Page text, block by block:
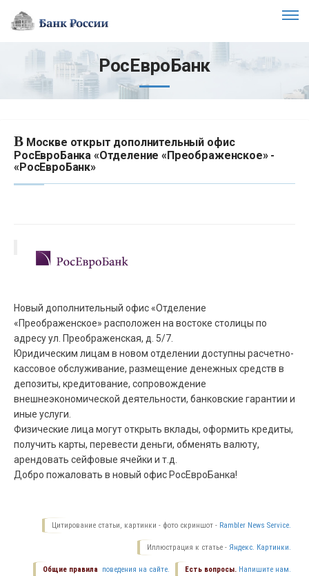
РосЕвроБанк
ВМоскве открыт дополнительный офис
РосЕвроБанка «Отделение «Преображенское» -
«РосЕвроБанк»
Новый дополнительный офис «Отделение
«Преображенское» расположен на востоке столицы по
адресу ул. Преображенская, д. 5/7.
Юридическим лицам в новом отделении доступны расчетно-
кассовое обслуживание, размещение денежных средств в
депозиты, кредитование, сопровождение
внешнеэкономической деятельности, банковские гарантии и
иные услуги.
Физические лица могут открыть вклады, оформить кредиты,
получить карты, перевести деньги, обменять валюту,
арендовать сейфовые ячейки и т.д.
Добро пожаловать в новый офис РосЕвроБанка!
Цитирование статьи, картинки - фото скриншот - Rambler News Service.
Иллюстрация к статье - Яндекс. Картинки.
Есть вопросы. Напишите нам.
Общие правила поведения на сайте.